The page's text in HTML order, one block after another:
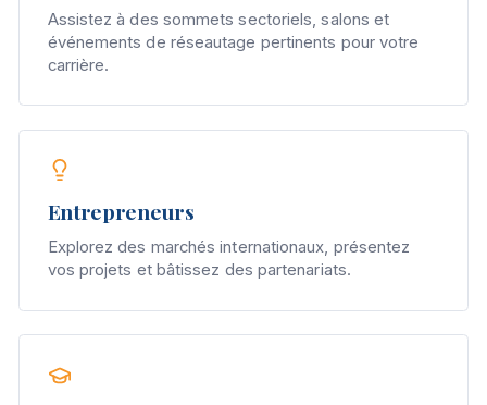
Assistez à des sommets sectoriels, salons et
événements de réseautage pertinents pour votre
carrière.
Entrepreneurs
Explorez des marchés internationaux, présentez
vos projets et bâtissez des partenariats.